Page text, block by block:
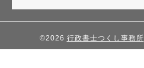
©2026 行政書士つくし事務所